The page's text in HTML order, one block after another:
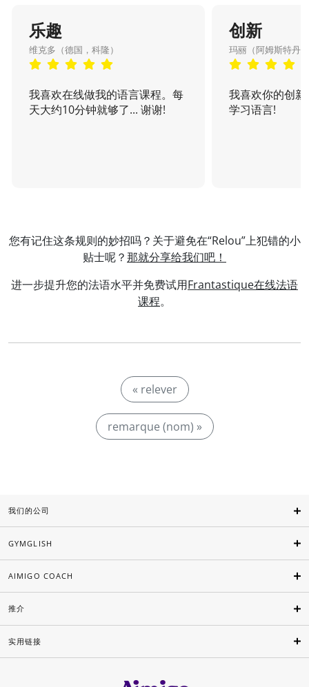
乐趣
维克多（德国，科隆）
我喜欢在线做我的语言课程。每
天大约10分钟就够了... 谢谢!
创新
玛丽（阿姆斯特丹
我喜欢你的创
学习语言!
您有记住这条规则的妙招吗？关于避免在“Relou”上犯错的小
贴士呢？那就分享给我们吧！
进一步提升您的法语水平并免费试用Frantastique在线法语
课程。
« relever
remarque (nom) »
我们的公司
GYMGLISH
AIMIGO COACH
推介
实用链接